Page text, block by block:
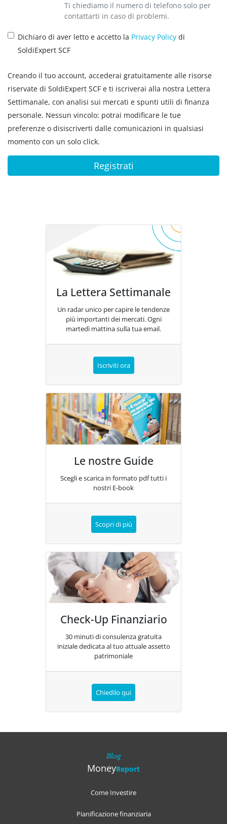
Ti chiediamo il numero di telefono solo per
contattarti in caso di problemi.
Dichiaro di aver letto e accetto la Privacy Policy di
SoldiExpert SCF
Creando il tuo account, accederai gratuitamente alle risorse
riservate di SoldiExpert SCF e ti iscriverai alla nostra Lettera
Settimanale, con analisi sui mercati e spunti utili di finanza
personale. Nessun vincolo: potrai modificare le tue
preferenze o disiscriverti dalle comunicazioni in qualsiasi
momento con un solo click.
Registrati
La Lettera Settimanale
Un radar unico per capire le tendenze
più importanti dei mercati. Ogni
martedì mattina sulla tua email.
Iscriviti ora
Le nostre Guide
Scegli e scarica in formato pdf tutti i
nostri E-book
Scopri di più
Check-Up Finanziario
30 minuti di consulenza gratuita
iniziale dedicata al tuo attuale assetto
patrimoniale
Chiedilo qui
Blog
MoneyReport
Come Investire
Pianificazione finanziaria